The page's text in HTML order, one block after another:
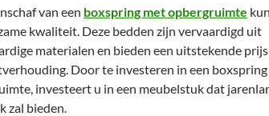
van een boxspring met opbergruimte
kwaliteit. Deze bedden zijn vervaardigd uit
materialen en bieden een uitstekende
Door te investeren in een
investeert u in een meubelstuk dat
zal bieden.